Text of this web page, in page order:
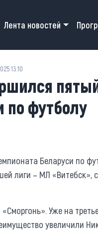
Main navigation
Лента новостей
13:10
по футболу
Беларуси по
лиги – МЛ «Витебск»,
Уже на
увеличили